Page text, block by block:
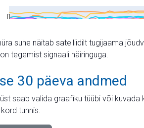
suhe näitab satelliidilt tugijaama
tegemist signaali häiringuga.
30 päeva andmed
saab valida graafiku tüübi või
tunnis.